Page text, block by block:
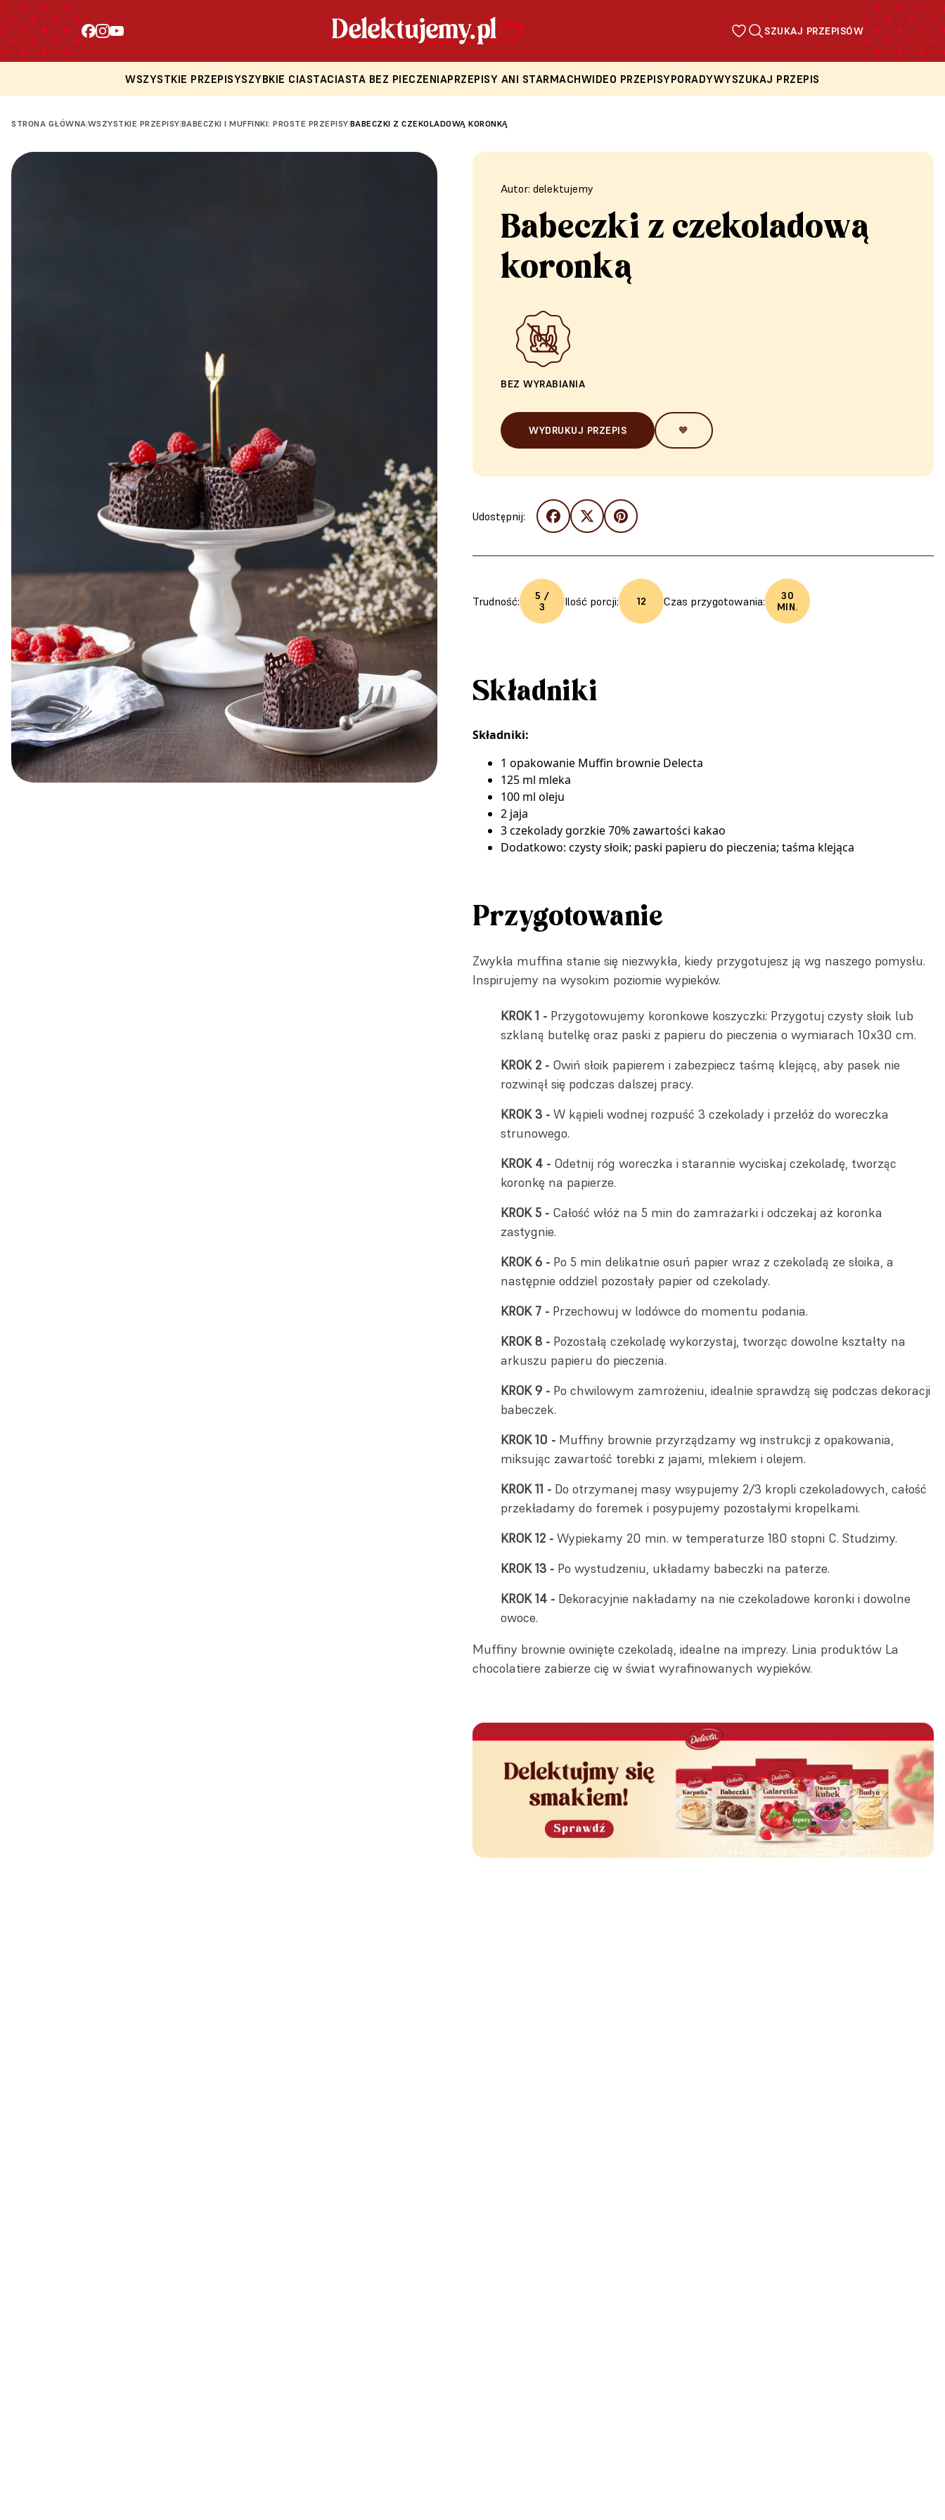
SZUKAJ PRZEPISÓW
WSZYSTKIE PRZEPISYSZYBKIE CIASTACIASTA BEZ PIECZENIAPRZEPISY ANI STARMACHWIDEO PRZEPISYPORADYWYSZUKAJ PRZEPIS
STRONA GŁÓWNA|WSZYSTKIE PRZEPISY|BABECZKI I MUFFINKI: PROSTE PRZEPISY|BABECZKI Z CZEKOLADOWĄ KORONKĄ
Autor: delektujemy
Babeczki z czekoladową
koronką
BEZ WYRABIANIA
WYDRUKUJ PRZEPIS 🧡
Udostępnij:
Trudność:
5 /
3
Ilość porcji: 12 Czas przygotowania:
30
MIN.
Składniki
Składniki:
1 opakowanie Muffin brownie Delecta
125 ml mleka
100 ml oleju
2 jaja
3 czekolady gorzkie 70% zawartości kakao
Dodatkowo: czysty słoik; paski papieru do pieczenia; taśma klejąca
Przygotowanie
Zwykła muffina stanie się niezwykła, kiedy przygotujesz ją wg naszego pomysłu.
Inspirujemy na wysokim poziomie wypieków.
Przygotowujemy koronkowe koszyczki: Przygotuj czysty słoik lub
szklaną butelkę oraz paski z papieru do pieczenia o wymiarach 10x30 cm.
Owiń słoik papierem i zabezpiecz taśmą klejącą, aby pasek nie
rozwinął się podczas dalszej pracy.
W kąpieli wodnej rozpuść 3 czekolady i przełóż do woreczka
strunowego.
Odetnij róg woreczka i starannie wyciskaj czekoladę, tworząc
koronkę na papierze.
Całość włóż na 5 min do zamrażarki i odczekaj aż koronka
zastygnie.
Po 5 min delikatnie osuń papier wraz z czekoladą ze słoika, a
następnie oddziel pozostały papier od czekolady.
Przechowuj w lodówce do momentu podania.
Pozostałą czekoladę wykorzystaj, tworząc dowolne kształty na
arkuszu papieru do pieczenia.
Po chwilowym zamrożeniu, idealnie sprawdzą się podczas dekoracji
babeczek.
Muffiny brownie przyrządzamy wg instrukcji z opakowania,
miksując zawartość torebki z jajami, mlekiem i olejem.
Do otrzymanej masy wsypujemy 2/3 kropli czekoladowych, całość
przekładamy do foremek i posypujemy pozostałymi kropelkami.
Wypiekamy 20 min. w temperaturze 180 stopni C. Studzimy.
Po wystudzeniu, układamy babeczki na paterze.
Dekoracyjnie nakładamy na nie czekoladowe koronki i dowolne
owoce.
Muffiny brownie owinięte czekoladą, idealne na imprezy. Linia produktów La
chocolatiere zabierze cię w świat wyrafinowanych wypieków.